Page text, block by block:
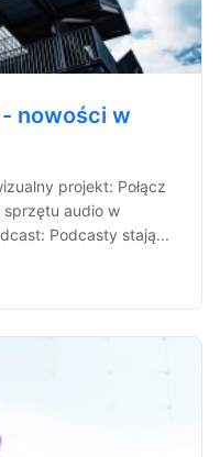
nowości w
projekt: Połącz
sprzętu audio w
Podcasty stają...